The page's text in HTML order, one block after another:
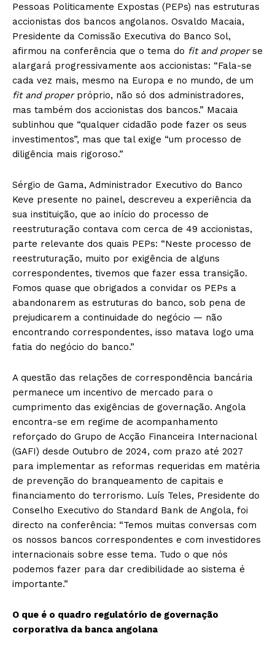
Pessoas Politicamente Expostas (PEPs) nas estruturas
accionistas dos bancos angolanos. Osvaldo Macaia,
Presidente da Comissão Executiva do Banco Sol,
afirmou na conferência que o tema do fit and properse
alargará progressivamente aos accionistas: “Fala-se
cada vez mais, mesmo na Europa e no mundo, de um
fit and properpróprio, não só dos administradores,
mas também dos accionistas dos bancos.” Macaia
sublinhou que “qualquer cidadão pode fazer os seus
investimentos”, mas que tal exige “um processo de
diligência mais rigoroso.”
Sérgio de Gama, Administrador Executivo do Banco
Keve presente no painel, descreveu a experiência da
sua instituição, que ao início do processo de
reestruturação contava com cerca de 49 accionistas,
parte relevante dos quais PEPs: “Neste processo de
reestruturação, muito por exigência de alguns
correspondentes, tivemos que fazer essa transição.
Fomos quase que obrigados a convidar os PEPs a
abandonarem as estruturas do banco, sob pena de
prejudicarem a continuidade do negócio — não
encontrando correspondentes, isso matava logo uma
fatia do negócio do banco.”
A questão das relações de correspondência bancária
permanece um incentivo de mercado para o
cumprimento das exigências de governação. Angola
encontra-se em regime de acompanhamento
reforçado do Grupo de Acção Financeira Internacional
(GAFI) desde Outubro de 2024, com prazo até 2027
para implementar as reformas requeridas em matéria
de prevenção do branqueamento de capitais e
financiamento do terrorismo. Luís Teles, Presidente do
Conselho Executivo do Standard Bank de Angola, foi
directo na conferência: “Temos muitas conversas com
os nossos bancos correspondentes e com investidores
internacionais sobre esse tema. Tudo o que nós
podemos fazer para dar credibilidade ao sistema é
importante.”
O que é o quadro regulatório de governação
corporativa da banca angolana